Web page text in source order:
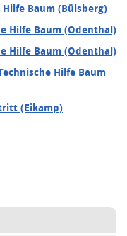
Hilfe Baum (Bülsberg)
Hilfe Baum (Odenthal)
Hilfe Baum (Odenthal)
Hilfe Baum
(Eikamp)